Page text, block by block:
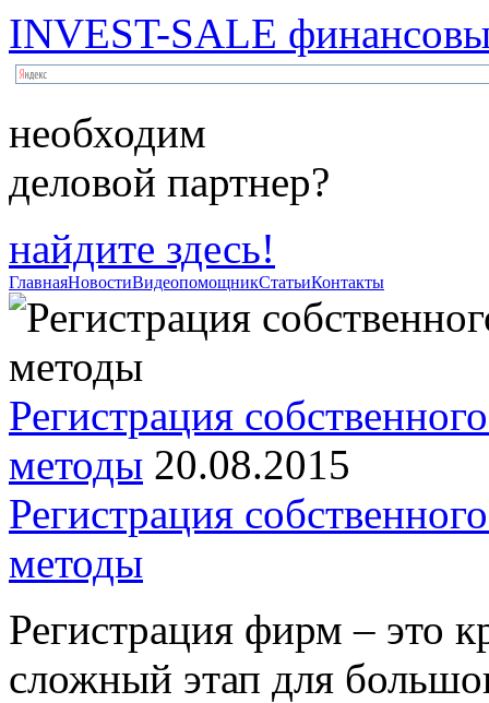
INVEST-SALE
необходим
деловой партнер?
найдите здесь!
ГлавнаяНовостиВидеопомощникСтатьиКонтакты
Регистрация
методы 20.08.2015
Регистрация
методы
Регистрация фирм – это
сложный этап для